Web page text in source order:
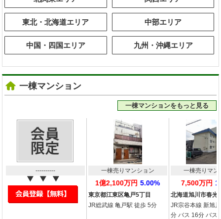
東北・北海道エリア 中部エリア
中国・四国エリア 九州・沖縄エリア
一棟マンション
一棟マンションをもっと見る
----------
東京都江東区亀戸5丁目
一棟売りマンション
1億2,100万円 5.00%
JR総武線 亀戸駅 徒歩 5分
北海道旭川市春
一棟売りマン
7,500万円
JR宗谷本線 新旭
分 バス 16分 バス